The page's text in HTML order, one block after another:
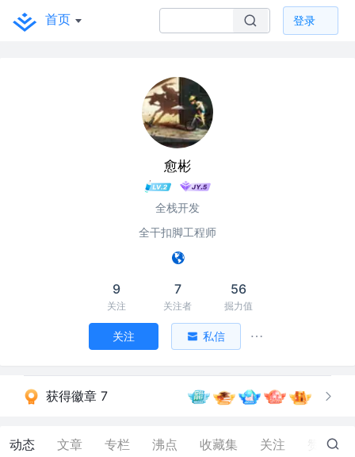
首页 登录
愈彬
全栈开发
全干扣脚工程师
9
关注
7
关注者
56
掘力值
关注 私信
获得徽章 7
动态 文章 专栏 沸点 收藏集 关注 27